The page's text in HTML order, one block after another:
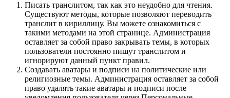
Писать транслитом, так как это неудобно для чтения.
Существуют методы, которые позволяют переводить
транслит в кириллицу. Вы можете ознакомиться с
такими методами на этой странице. Администрация
оставляет за собой право закрывать темы, в которых
пользователи постоянно пишут транслитом и
игнорируют данный пункт правил.
Создавать аватары и подписи на политические или
религиозные темы. Администрация оставляет за собой
право удалять такие аватары и подписи после